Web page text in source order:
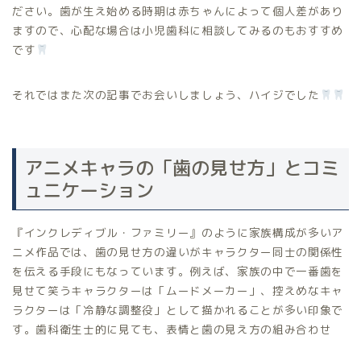
ださい。歯が生え始める時期は赤ちゃんによって個人差があり
ますので、心配な場合は小児歯科に相談してみるのもおすすめ
です
それではまた次の記事でお会いしましょう、ハイジでした
アニメキャラの「歯の見せ方」とコミ
ュニケーション
『インクレディブル・ファミリー』のように家族構成が多いア
ニメ作品では、歯の見せ方の違いがキャラクター同士の関係性
を伝える手段にもなっています。例えば、家族の中で一番歯を
見せて笑うキャラクターは「ムードメーカー」、控えめなキャ
ラクターは「冷静な調整役」として描かれることが多い印象で
す。歯科衛生士的に見ても、表情と歯の見え方の組み合わせ